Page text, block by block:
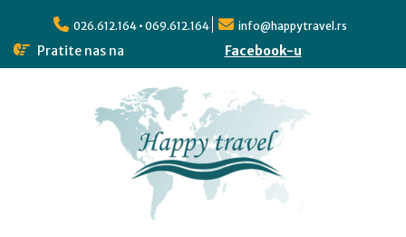
026.612.164 • 069.612.164 info@happytravel.rs
Pratite nas na Facebook-u